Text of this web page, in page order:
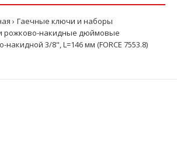
Гаечные ключи и наборы
рожково-накидные дюймовые
3/8", L=146 мм (FORCE 7553.8)